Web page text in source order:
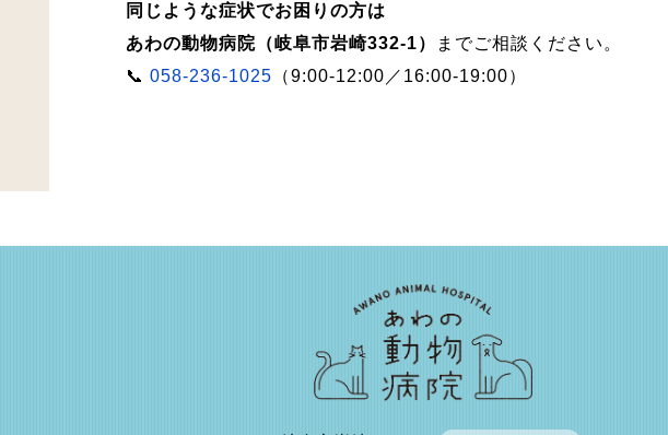
同じような症状でお困りの方は
あわの動物病院（岐阜市岩崎332-1）
までご相談ください。
📞 058-236-1025 （9:00-12:00／16:00-19:00）